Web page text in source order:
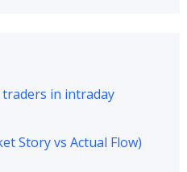
in intraday
Story vs Actual Flow)